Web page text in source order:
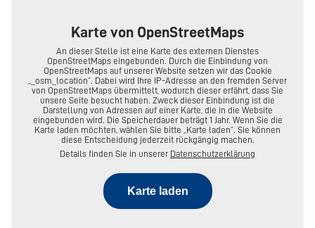
vorhandenen Personalabteilung an. Buchbar als
Monatspaket oder einzelfallbezogen nach Vereinbarung.
Karte von OpenStreetMaps
An dieser Stelle ist eine Karte des externen Dienstes
OpenStreetMaps eingebunden. Durch die Einbindung von
OpenStreetMaps auf unserer Website setzen wir das Cookie
„_osm_location“. Dabei wird Ihre IP-Adresse an den fremden Server
von OpenStreetMaps übermittelt, wodurch dieser erfährt, dass Sie
unsere Seite besucht haben. Zweck dieser Einbindung ist die
Darstellung von Adressen auf einer Karte, die in die Website
eingebunden wird. Die Speicherdauer beträgt 1 Jahr. Wenn Sie die
Karte laden möchten, wählen Sie bitte „Karte laden“. Sie können
diese Entscheidung jederzeit rückgängig machen.
Details finden Sie in unserer Datenschutzerklärung
Karte laden
Bonn